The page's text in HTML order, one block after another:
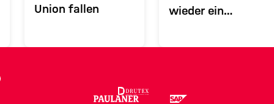
Union fallen
wieder ein